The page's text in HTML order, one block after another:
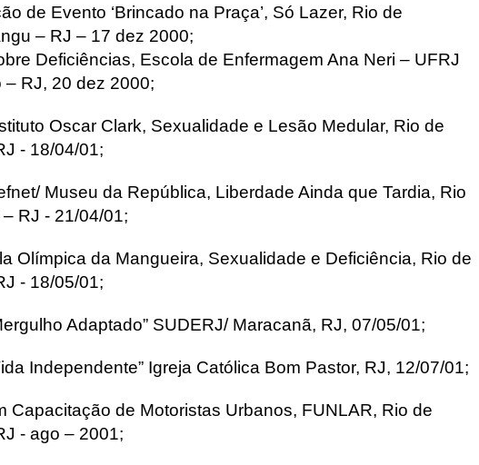
de Evento ‘Brincado na Praça’, Só Lazer, Rio de
– RJ – 17 dez 2000;
Deficiências, Escola de Enfermagem Ana Neri – UFRJ
– RJ, 20 dez 2000;
Oscar Clark, Sexualidade e Lesão Medular, Rio de
- 18/04/01;
Museu da República, Liberdade Ainda que Tardia, Rio
RJ - 21/04/01;
Olímpica da Mangueira, Sexualidade e Deficiência, Rio de
- 18/05/01;
Adaptado” SUDERJ/ Maracanã, RJ, 07/05/01;
Independente” Igreja Católica Bom Pastor, RJ, 12/07/01;
Capacitação de Motoristas Urbanos, FUNLAR, Rio de
- ago – 2001;